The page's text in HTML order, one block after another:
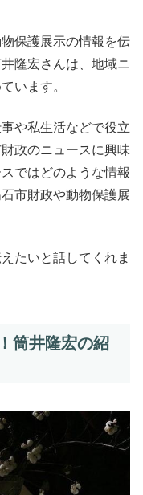
保護展示の情報を伝
隆宏さんは、地域ニ
います。
や私生活などで役立
政のニュースに興味
ではどのような情報
市財政や動物保護展
たいと話してくれま
筒井隆宏の紹